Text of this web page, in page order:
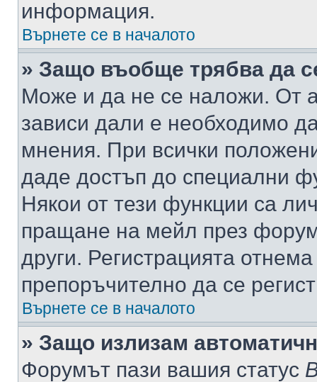
информация.
Върнете се в началото
» Защо въобще трябва да
Може и да не се наложи. От
зависи дали е необходимо
мнения. При всички
даде достъп до специални
Някои от тези функции са
пращане на мейл през
други. Регистрацията
препоръчително да се
Върнете се в началото
» Защо излизам
Форумът пази вашия статус